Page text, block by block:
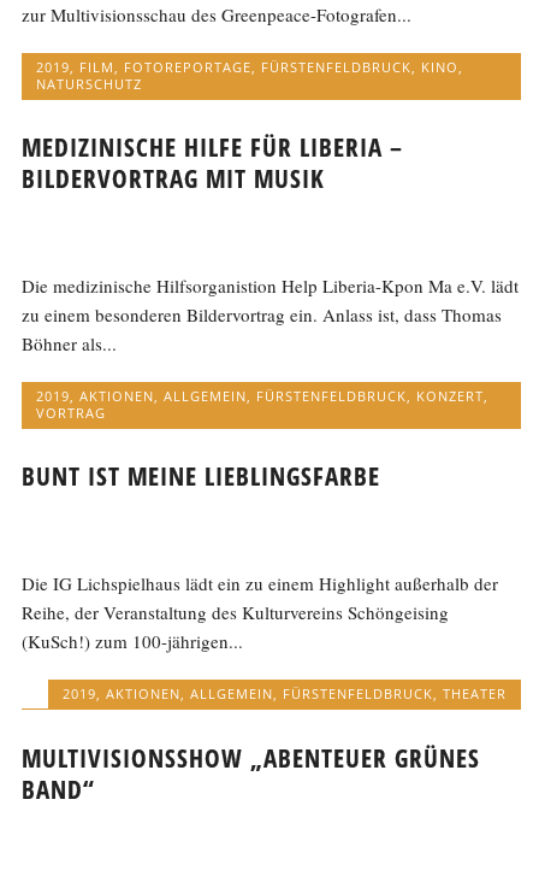
zur Multivisionsschau des Greenpeace-Fotografen...
2019 FILM FOTOREPORTAGE FÜRSTENFELDBRUCK KINO
NATURSCHUTZ
MEDIZINISCHE HILFE FÜR LIBERIA –
BILDERVORTRAG MIT MUSIK
Die medizinische Hilfsorganistion Help Liberia-Kpon Ma e.V. lädt
zu einem besonderen Bildervortrag ein. Anlass ist, dass Thomas
Böhner als...
2019 ,AKTIONEN ,ALLGEMEIN FÜRSTENFELDBRUCK KONZERT
VORTRAG
BUNT IST MEINE LIEBLINGSFARBE
Die IG Lichspielhaus lädt ein zu einem Highlight außerhalb der
Reihe, der Veranstaltung des Kulturvereins Schöngeising
(KuSch!) zum 100-jährigen...
2019, AKTIONEN, ALLGEMEIN, FÜRSTENFELDBRUCK, THEATER
MULTIVISIONSSHOW „ABENTEUER GRÜNES
BAND“